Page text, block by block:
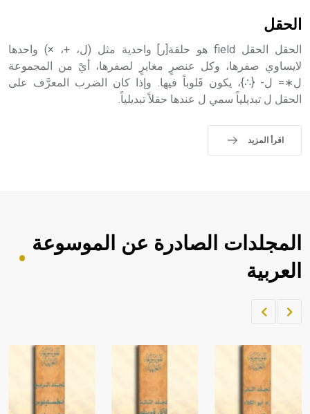
حيث تقتصر القيمة الصوتية للعلامة الك
الحقل
الحقل الحقل field هو حلقة[ر] واحدية مثل (ل، +، ×) واحدها
لايساوي صفرها، وكل عنصرٍ مغايرٍ لصفرها، أيْ من المجموعة
ل∗= ل- {∴}، يكون قَلوباً فيها. وإذا كان الضرب المعرَّف على
الحقل ل تبديلياً سمي ل عندها حقلاً تبديلياً.
اقرأ المزيد
المجلدات الصادرة عن الموسوعة
العربية